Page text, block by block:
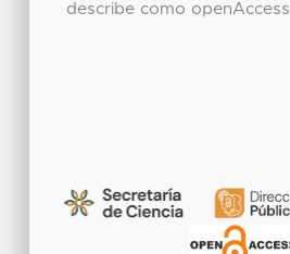
describe como openAccess